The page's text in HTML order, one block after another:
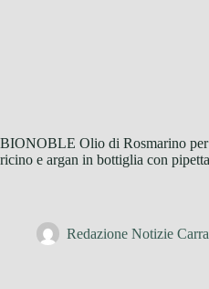
BIONOBLE Olio di Rosmarino per
ricino e argan in bottiglia con
Redazione Notizie